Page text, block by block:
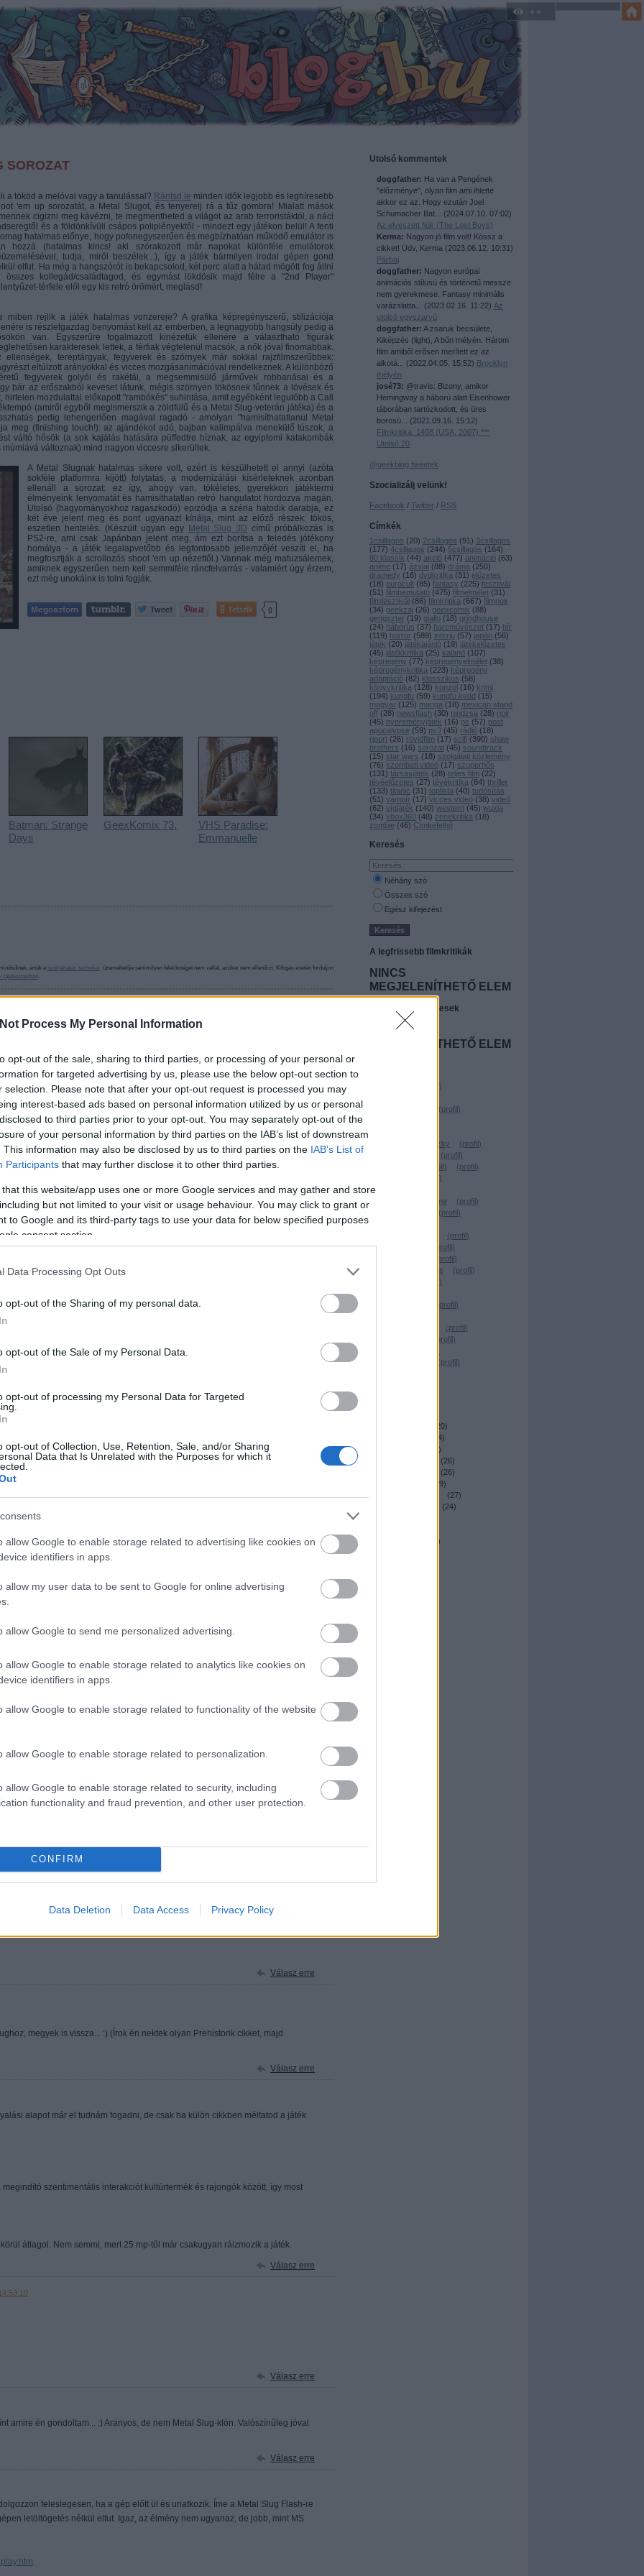
Process My Personal Information
opt-out of the sale, sharing to third parties, or processing of your personal or
for targeted advertising by us, please use the below opt-out section to
selection. Please note that after your opt-out request is processed you may
interest-based ads based on personal information utilized by us or personal
to third parties prior to your opt-out. You may separately opt-out of the
of your personal information by third parties on the IAB’s list of downstream
This information may also be disclosed by us to third parties on the IAB’s List of
Participants that may further disclose it to other third parties.
that this website/app uses one or more Google services and may gather and store
but not limited to your visit or usage behaviour. You may click to grant or
to Google and its third-party tags to use your data for below specified purposes
consent section.
Data Processing Opt Outs
opt-out of the Sharing of my personal data.
opt-out of the Sale of my Personal Data.
opt-out of processing my Personal Data for Targeted
opt-out of Collection, Use, Retention, Sale, and/or Sharing
Data that Is Unrelated with the Purposes for which it
allow Google to enable storage related to advertising like cookies on
identifiers in apps.
allow my user data to be sent to Google for online advertising
allow Google to send me personalized advertising.
allow Google to enable storage related to analytics like cookies on
identifiers in apps.
allow Google to enable storage related to functionality of the website
allow Google to enable storage related to personalization.
allow Google to enable storage related to security, including
functionality and fraud prevention, and other user protection.
CONFIRM
Data Deletion Data Access Privacy Policy
Utolsó kommentek
doggfather: Ha van a Pengének
"előzménye", olyan film ami ihlette
akkor ez az. Hogy ezután Joel
Schumacher Bat... (2024.07.10. 07:02)
Az elveszett fiúk (The Lost Boys)
Kerma: Nagyon jó film volt! Kössz a
cikket! Üdv, Kerma (2023.06.12. 10:31)
Párbaj
doggfather: Nagyon európai
animációs stílusú és történetű messze
nem gyerekmese. Fantasy minimális
varázslatta... (2023.02.16. 11:22) Az
utolsó egyszarvú
doggfather: A zsaruk becsülete,
Kiképzés (light), A bűn mélyén. Három
film amiből erősen merített ez az
alkotá... (2022.04.05. 15:52) Brooklyn
mélyén
josé73: @travis: Bizony, amikor
Hemingway a háború alatt Eisenhower
táborában tartózkodott, és üres
borosü... (2021.09.16. 15:12)
Filmkritika: 1408 (USA, 2007) ***
Utolsó 20
@geekblog tweetek
Szocializálj velünk!
Facebook / Twitter / RSS
Címkék
1csillagos (20) 2csillagos (91) 3csillagos
(177) 4csillagos (244) 5csillagos (164)
80 klassix (44) akció (477) animáció (63)
anime (17) ázsiai (88) dráma (250)
dramedy (16) dvdkritika (31) előzetes
(18) eurocult (85) fantasy (225) fesztivál
(51) filmbemutató (475) filmelmélet (31)
filmfesztivál (86) filmkritika (667) filmnoir
(34) geekzaj (26) geexcomix (88)
gengszter (19) giallo (18) grindhouse
(24) háborús (37) harcművészet (17) hír
(119) horror (589) interjú (57) japán (56)
játék (20) játékajánló (19) játékelőzetes
(45) játékkritika (25) kaland (107)
képregény (77) képregényelmélet (38)
képregénykritika (223) képregény
adaptáció (82) klasszikus (58)
könyvkritika (128) konzol (16) krimi
(194) kungfu (59) kungfu kedd (15)
magyar (125) manga (18) mexican stand
off (28) newsflash (30) nindzsa (28) noir
(45) nyereményjáték (16) pc (57) post
apocalypse (59) ps3 (45) rádió (18)
riport (26) rövidfilm (17) scifi (390) shaw
brothers (16) sorozat (45) soundtrack
(15) star wars (18) szolgálati közlemény
(76) szombati videó (17) szuperhős
(131) társasjáték (28) teljes film (22)
tévéelőzetes (27) tévékritika (84) thriller
(133) titanic (31) toplista (40) tudósítás
(51) vámpír (17) vicces videó (38) videó
(62) vígjáték (140) western (45) wuxia
(34) xbox360 (48) zenekritika (18)
zombie (46) Címkefelhő
Keresés
Néhány szó
Összes szó
Egész kifejezést
A legfrissebb filmkritikák
NINCS
MEGJELENÍTHETŐ ELEM
A legújabb előzetesek
NINCS
MEGJELENÍTHETŐ ELEM
)
(profil)
Linkovic Csumoszky
(profil)
(profil)
Köbli Norbert (törölt)
(profil)
)
kerekgyarto yvonne
(profil)
(profil)
(profil)
profil)
profil)
Forgács W. András
(profil)
)
profil)
(profil)
profil)
(profil)
20)
24)
)
(26)
(26)
29)
(27)
(24)
)
SOROZAT
a tököd a melóval vagy a tanulással? Rántsd le minden idők legjobb és leghíresebb
'em up sorozatát, a Metal Slugot, és tenyerelj rá a tűz gombra! Mialatt mások
cigizni meg kávézni, te megmentheted a világot az arab terroristáktól, a náci
és a földönkívüli csápos poliplényektől - mindezt egy játékon belül! A fenti
hatalmas előnye, hogy pofonegyszerűen és megbízhatóan működő emulátor is
hozzá (hatalmas kincs! aki szórakozott már napokat különféle emulátorok
tudja, miről beszélek...), így a játék bármilyen irodai gépen gond
elfut. Ha még a hangszórót is bekapcsolod, két perc alatt a hátad mögött fog állni
összes kollegád/családtagod, és egymást lökdösik majd félre a "2nd Player"
térfele elől egy kis retró örömért, meglásd!
miben rejlik a játék hatalmas vonzereje? A grafika képregényszerű, stilizációja
is részletgazdag benyomást kelt az emberben, a legnagyobb hangsúly pedig a
van. Egyszerűre fogalmazott kinézetük ellenére a választható figurák
karakteresek lettek, a férfiak végtelenül macsók, a nők jóval finomabbak.
ellenségek, tereptárgyak, fegyverek és szörnyek már sokkal rajzfilmszerűbbek:
eltúlzott arányokkal és vicces mozgásanimációval rendelkeznek. A különböző
fegyverek golyói és rakétái, a megsemmisülő járművek robbanásai és a
bár az erőszakból keveset látunk, mégis szörnyen tökösnek tűnnek a lövések és
mozdulattal előkapott "rambókés" suhintása, amit egyébként legutóbb a Call
(amiről egyből megismerszik a zöldfülű és a Metal Slug-veterán játéka) és a
pedig lehengerlően magával ragadó - amolyan "hamisíthatatlanul Metal
meg (finishing touch!): az ajándékot adó, bajban kalimpálva menekülő túszok, a
váltó hősök (a sok kajálás hatására püffedtre híznak, az egyiptomi katakombák
változnak) mind nagyon viccesre sikerültek.
A Metal Slugnak hatalmas sikere volt, ezért is készülhetett el annyi (azóta
sokféle platformra kijött) folytatás, a modernizálási kísérleteknek azonban
ellenáll a sorozat: ez így, ahogy van, tökéletes, gyerekkori játéktermi
élményeink lenyomatát és hamisíthatatlan retró hangulatot hordozva magán.
Utolsó (hagyományokhoz ragaszkodó) epizódja a széria hatodik darabja, ez
két éve jelent meg és pont ugyanazt kínálja, mint az előző részek: tökös,
eszetlen hentelés. (Készült ugyan egy Metal Slug 3D című próbálkozás is
PS2-re, ami csak Japánban jelent meg, ám ezt borítsa a feledés jótékony
homálya - a játék legalapvetőbb és legfontosabb jellemzőjét veszíti el, ha
megfosztják a scrollozós shoot 'em up nézettől.) Vannak még matuzsálemek,
amiknek egyszerűen nem kell semmiféle ráncfelvarrás - valamiért úgy érzem,
ezt még unokáink is tolni fogják.
Tetszik 0
Batman: Strange
Days
GeexKomix 73.
VHS Paradise:
Emmanuelle
értük a szolgáltatás technikai üzemeltetője semmilyen felelősséget nem vállal, azokat nem ellenőrzi. Kifogás esetén forduljon
tájékoztatóban.
a játék 10. születésnapjára, mely magában foglalja az összes eddig megjelent
halom megnyitható extrával, mint például különféle artwork-ök, wallpaper-ek,
rajtad a nosztalgiahullám...
az élmény...
Válasz erre
sikerült, csak kár, hogy nem lehet adagolni a kreditet.
jóságok is. De ha már shoot 'em up és Pc, akkor ajánlom figyelmetekbe a Jets 'n'
egyébként a Cadillacs and Dinosaurs, így néz ki:
10:22:46
egy 100kbyte alatti sávszélességen! :(
ami sokakban felkeltette a nosztalgia érzetét... :)
is a közeljövőben... teljesen véletlenül gyűjteményem részét képezi... :)
előbbi nem nagy szám (a témában vannak jobbak is), bár aranyos. Retró
"pihentető irodai agyatlankodás" válogatáscikkbe. A Crimsonland ugyanez a
nyúztam. :D
Válasz erre
a címe, amiben vadnyugati figurákkal lehetett menni, akinek másfajta
fazon volt a négyből.) Azt is rengeteget toltam pedig anno... de nem rémlik a
Válasz erre
finomítására fejlesztették, úgy olvastam, ők elvannak vele pár percig, mielőtt
Válasz erre
megyek is vissza... :) (Írok én nektek olyan Prehistorik cikket, majd
Válasz erre
alapot már el tudnám fogadni, de csak ha külön cikkben méltatod a játék
szentimentális interakciót kultúrtermék és rajongók között, így most
átlagol. Nem semmi, mert 25 mp-től már csakugyan ráizmozik a játék.
Válasz erre
Válasz erre
amire én gondoltam... :) Aranyos, de nem Metal Slug-klón. Valószínűleg jóval
Válasz erre
feleslegesen, ha a gép előtt ül és unatkozik. Íme a Metal Slug Flash-re
letöltögetés nélkül elfut. Igaz, az élmény nem ugyanaz, de jobb, mint MS